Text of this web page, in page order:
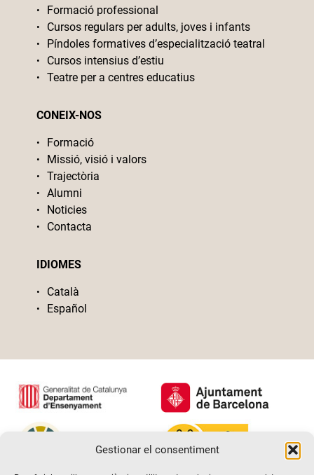
Gestionar el consentiment
Formació professional
Cursos regulars per adults, joves i infants
Píndoles formatives d’especialització teatral
Cursos intensius d’estiu
Teatre per a centres educatius
CONEIX-NOS
Formació
Missió, visió i valors
Trajectòria
Alumni
Noticies
Contacta
IDIOMES
Català
Español